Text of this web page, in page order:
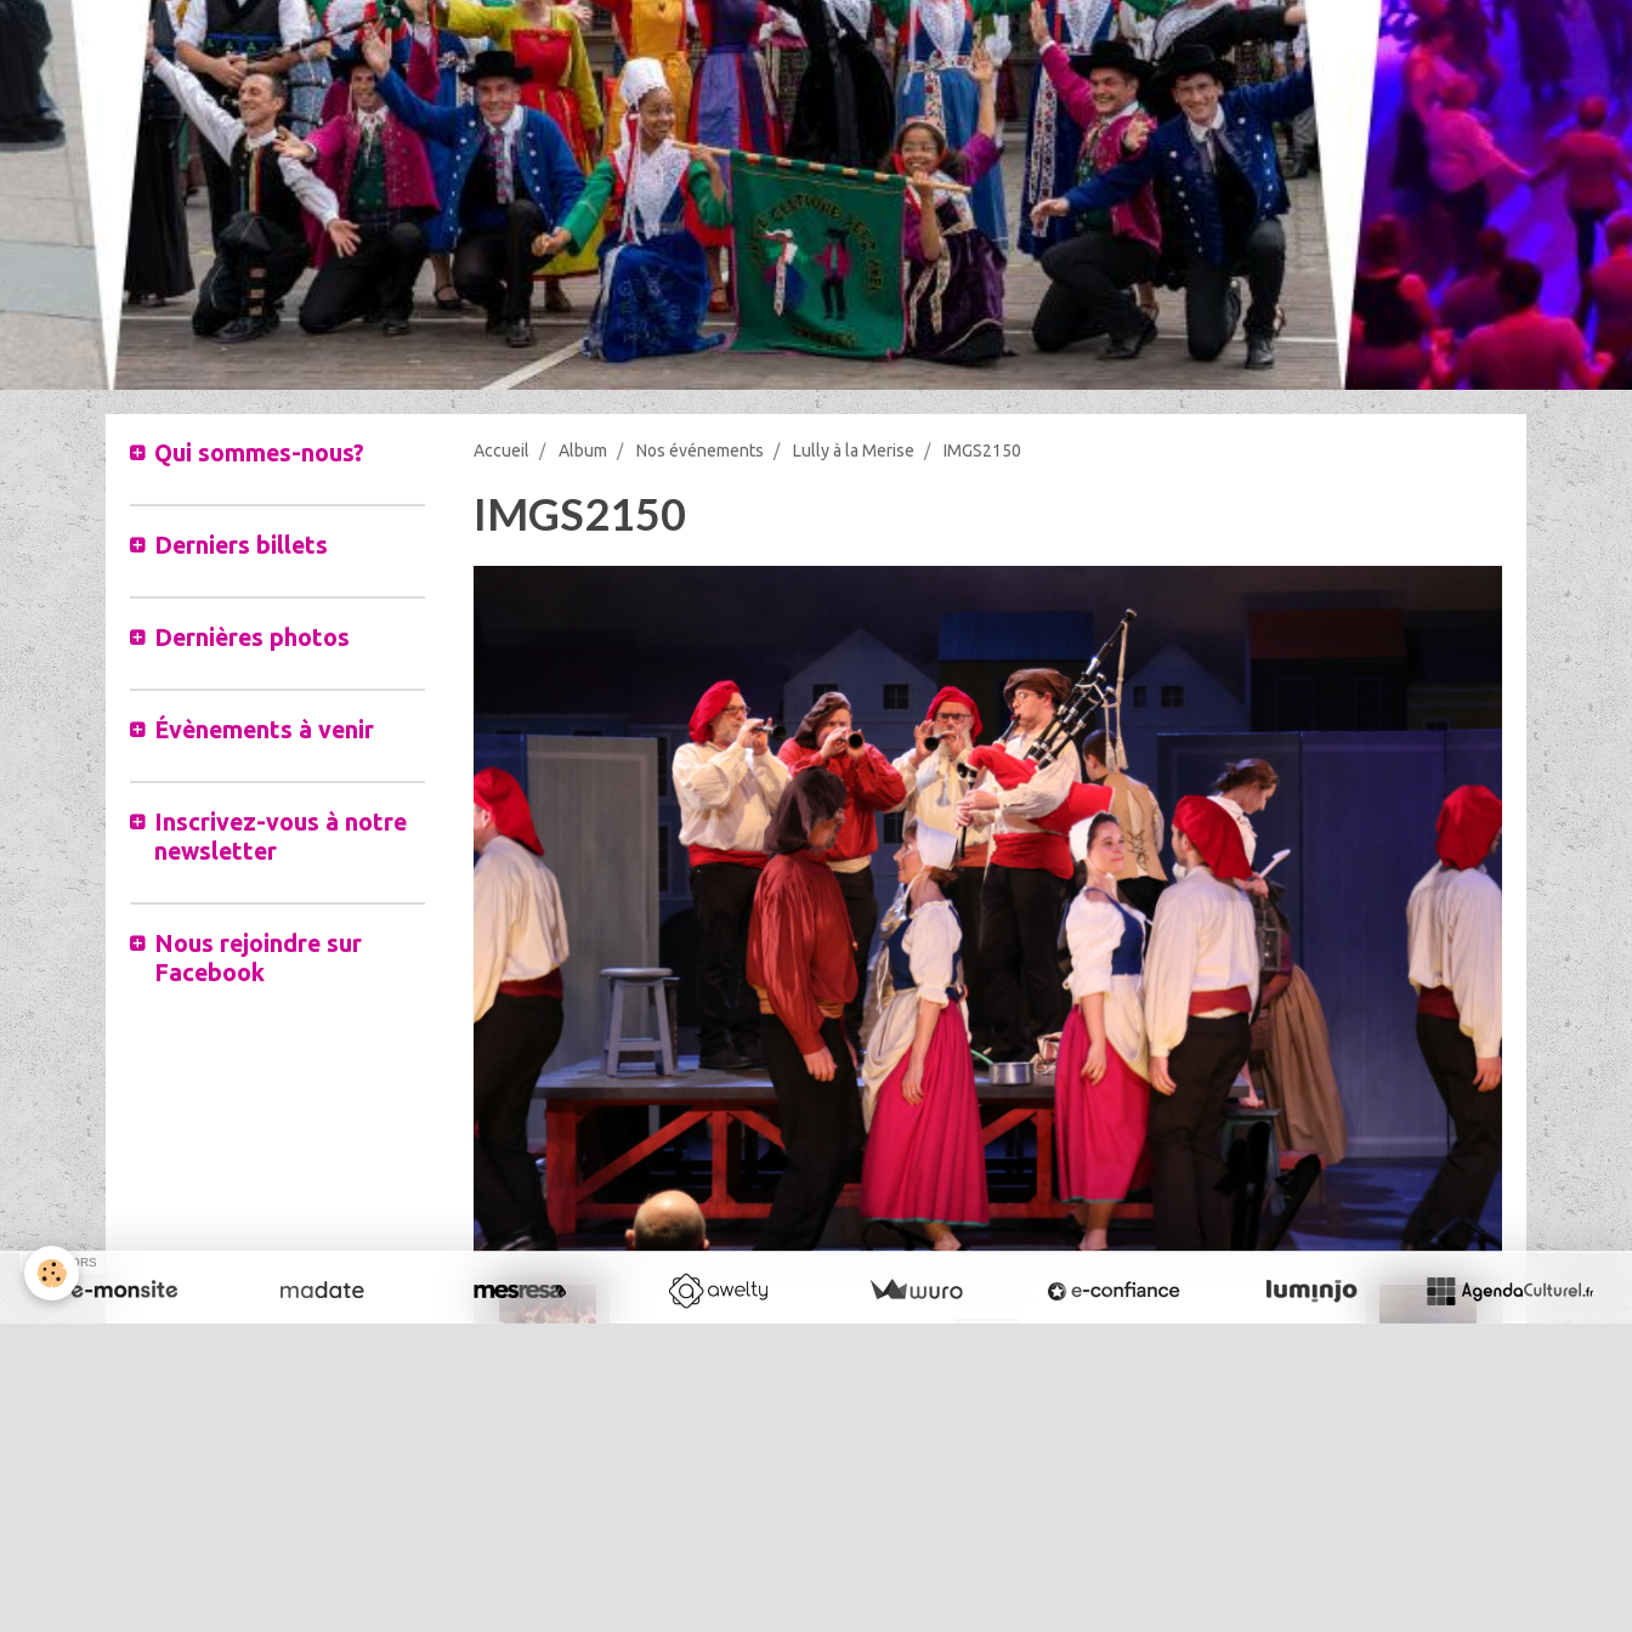
Accueil Album Nos événements Lully à la Merise IMGS2150
IMGS2150
Qui sommes-nous?
Derniers billets
Dernières photos
Évènements à venir
Inscrivez-vous à notre
newsletter
Nous rejoindre sur
Facebook
SPONSORS